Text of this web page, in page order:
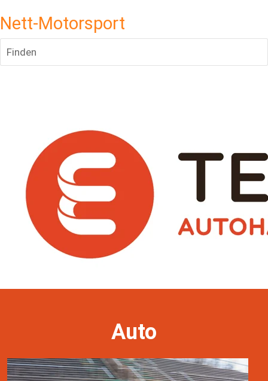
Nett-Motorsport
Finden
Auto